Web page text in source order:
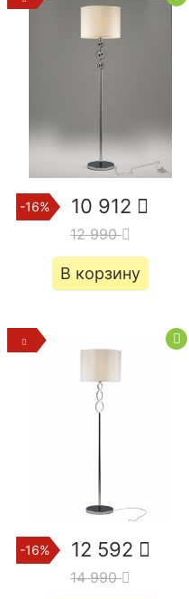
-16% 10 912
12 990
В корзину
-16% 12 592
14 990